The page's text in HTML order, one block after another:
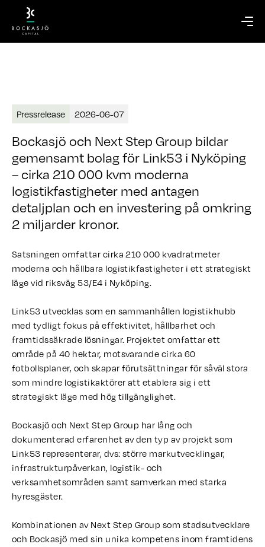
Pressrelease 2026-06-07
Bockasjö och Next Step Group bildar
gemensamt bolag för Link53 i Nyköping
– cirka 210 000 kvm moderna
logistikfastigheter med antagen
detaljplan och en investering på omkring
2 miljarder kronor.
Satsningen omfattar cirka 210 000 kvadratmeter
moderna och hållbara logistikfastigheter i ett strategiskt
läge vid riksväg 53/E4 i Nyköping.
Link53 utvecklas som en sammanhållen logistikhubb
med tydligt fokus på effektivitet, hållbarhet och
framtidssäkrade lösningar. Projektet omfattar ett
område på 40 hektar, motsvarande cirka 60
fotbollsplaner, och skapar förutsättningar för såväl stora
som mindre logistikaktörer att etablera sig i ett
strategiskt läge med hög tillgänglighet.
Bockasjö och Next Step Group har lång och
dokumenterad erfarenhet av den typ av projekt som
Link53 representerar, dvs: större markutvecklingar,
infrastrukturpåverkan, logistik- och
verksamhetsområden samt samverkan med starka
hyresgäster.
Kombinationen av Next Step Group som stadsutvecklare
och Bockasjö med sin unika kompetens inom framtidens